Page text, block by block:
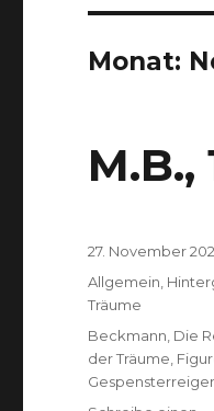
Monat:
M.B.,
Veröffentlicht
am
27. November
Kategorien
Allgemein
Träume
Schlagwörter
Beckmann Die
der Träume